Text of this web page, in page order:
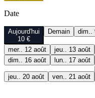
Date
Aujourd'hui
10 €
Demain dim..
mer.. 12 août jeu.. 13 août
dim.. 16 août
lun.. 17 août
jeu.. 20 août ven.. 21 août